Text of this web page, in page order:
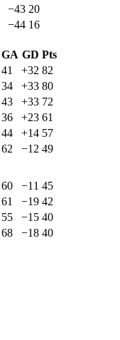
−43 20
−44 16
GA GD Pts
41 +32 82
34 +33 80
43 +33 72
36 +23 61
44 +14 57
62 −12 49
60 −11 45
61 −19 42
55 −15 40
68 −18 40